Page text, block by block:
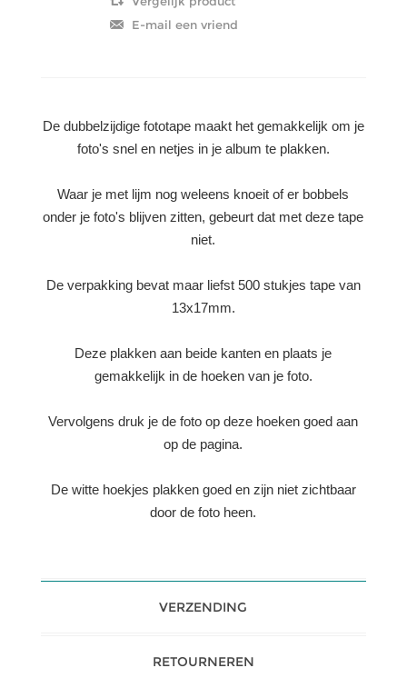
De dubbelzijdige fototape maakt het gemakkelijk om je
foto's snel en netjes in je album te plakken.
Waar je met lijm nog weleens knoeit of er bobbels
onder je foto's blijven zitten, gebeurt dat met deze tape
niet.
De verpakking bevat maar liefst 500 stukjes tape van
13x17mm.
Deze plakken aan beide kanten en plaats je
gemakkelijk in de hoeken van je foto.
Vervolgens druk je de foto op deze hoeken goed aan
op de pagina.
De witte hoekjes plakken goed en zijn niet zichtbaar
door de foto heen.
VERZENDING
RETOURNEREN